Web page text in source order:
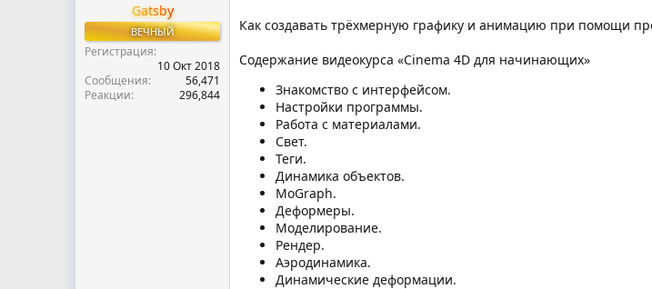
Gatsby
ВЕЧНЫЙ
Регистрация
10 Окт 2018
Сообщения
56,471
Реакции
296,844
Как создавать трёхмерную графику и анимацию при помощи
Содержание видеокурса «Cinema 4D для начинающих»
Знакомство с интерфейсом.
Настройки программы.
Работа с материалами.
Свет.
Теги.
Динамика объектов.
MoGraph.
Деформеры.
Моделирование.
Рендер.
Аэродинамика.
Динамические деформации.